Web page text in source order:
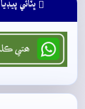
ڀٽائي